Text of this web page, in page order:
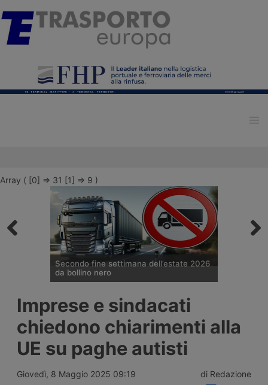
Array ( [0] => 31 [1] => 9 )
Secondo fine settimana dell’estate 2026
da bollino nero
e potenziamento del personale Anas sulla
rete nazionale nel weekend che apre la
settimana di Ferragosto, con oltre 25
milioni di spostamenti attesi tra il 7 e il 9
agosto 2026.
Imprese e sindacati
chiedono chiarimenti alla
UE su paghe autisti
Giovedì, 8 Maggio 2025 09:19 di Redazione